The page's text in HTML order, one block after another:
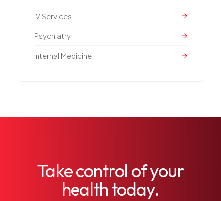
IV Services
Psychiatry
Internal Medicine
Take control of your
health today.